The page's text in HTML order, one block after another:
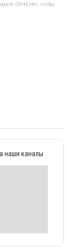
Ctrl+Enter, чтобы
наши каналы